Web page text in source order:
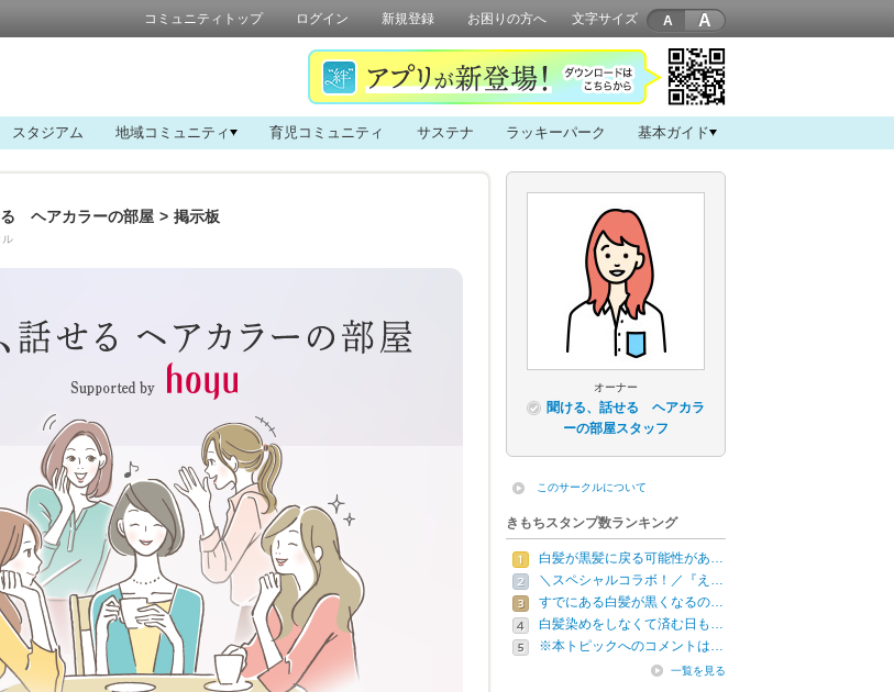
コミュニティトップ ログイン 新規登録 お困りの方へ 文字サイズ A
スタジアム 地域コミュニティ 育児コミュニティ サステナ ラッキーパーク 基本ガイド
る ヘアカラーの部屋 > 掲示板
ル
オーナー
聞ける、話せる ヘアカラ
ーの部屋スタッフ
このサークルについて
きもちスタンプ数ランキング
白髪が黒髪に戻る可能性があ…
＼スペシャルコラボ！／『え…
すでにある白髪が黒くなるの…
白髪染めをしなくて済む日も…
※本トピックへのコメントは…
一覧を見る